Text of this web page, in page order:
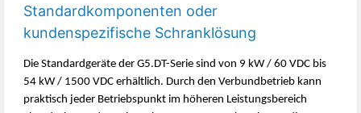
Standardkomponenten oder
kundenspezifische Schranklösung
Die Standardgeräte der G5.DT-Serie sind von 9 kW / 60 VDC bis
54 kW / 1500 VDC erhältlich. Durch den Verbundbetrieb kann
praktisch jeder Betriebspunkt im höheren Leistungsbereich